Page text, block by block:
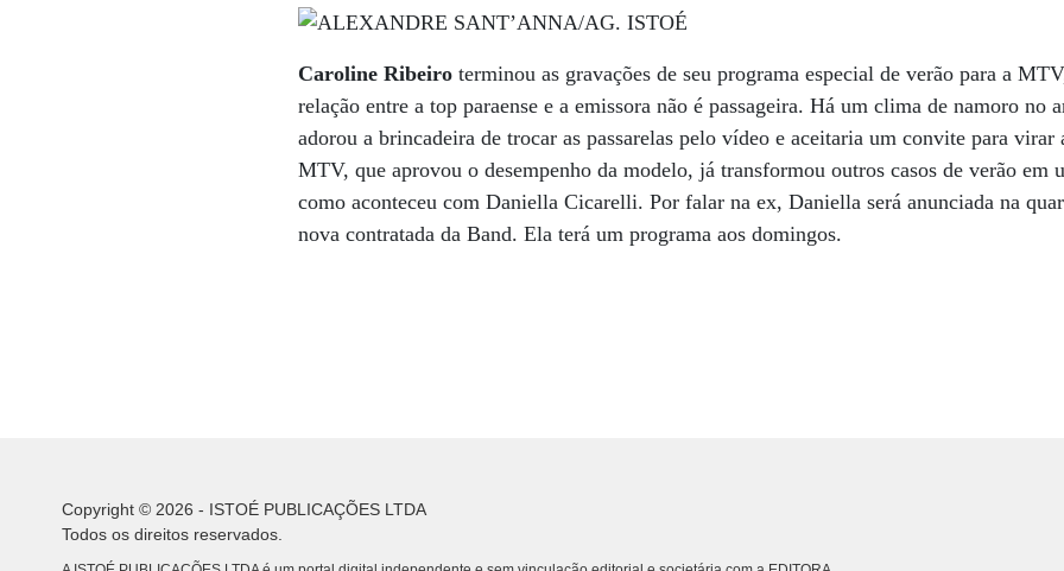
Caroline Ribeiroterminou as gravações de seu programa especial de verão para a
relação entre a top paraense e a emissora não é passageira. Há um clima de namoro no
adorou a brincadeira de trocar as passarelas pelo vídeo e aceitaria um convite para virar
MTV, que aprovou o desempenho da modelo, já transformou outros casos de verão em
como aconteceu com Daniella Cicarelli. Por falar na ex, Daniella será anunciada na
nova contratada da Band. Ela terá um programa aos domingos.
Copyright © 2026 - ISTOÉ PUBLICAÇÕES LTDA
Todos os direitos reservados.